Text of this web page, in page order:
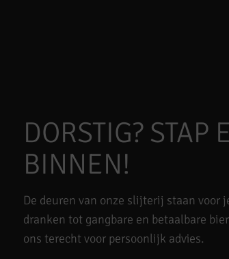
DORSTIG? STAP
BINNEN!
De deuren van onze slijterij staan voor
dranken tot gangbare en betaalbare
ons terecht voor persoonlijk advies.